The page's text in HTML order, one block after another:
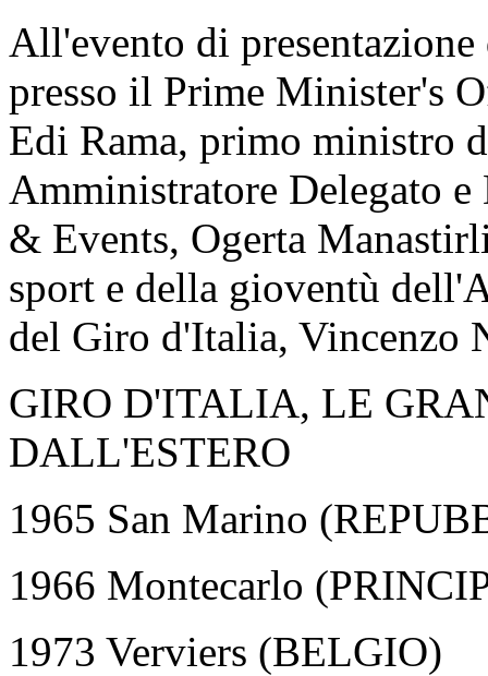
All'evento di presentazione
presso il Prime Minister's
Edi Rama, primo ministro
Amministratore Delegato
& Events, Ogerta
sport e della gioventù
del Giro d'Italia, Vincenzo
GIRO D'ITALIA, LE
DALL'ESTERO
1965 San Marino
1966 Montecarlo
1973 Verviers (BELGIO)